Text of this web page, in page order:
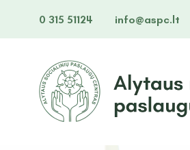
0 315 51124 info@aspc.lt